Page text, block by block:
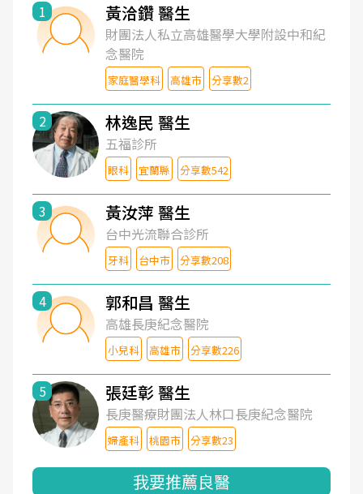
1 黃洽鑽 醫生
財團法人私立高雄醫學大學附設中和紀
念醫院
家庭醫學科 高雄市 分享數2
2 林逸民 醫生
五福診所
眼科 宜蘭縣 分享數542
3 黃汝萍 醫生
台中光流聯合診所
牙科 台中市 分享數208
4 郭和昌 醫生
高雄長庚紀念醫院
小兒科 高雄市 分享數226
5 張廷彰 醫生
長庚醫療財團法人林口長庚紀念醫院
婦產科 桃園市 分享數23
我要推薦良醫